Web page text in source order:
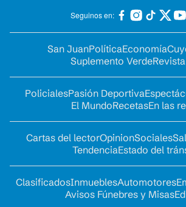
Seguinos en:
San JuanPolíticaEconomía
Suplemento Verde
PolicialesPasión Deportiva
El MundoRecetasEn las
Cartas del lectorOpinionSociales
TendenciaEstado del
ClasificadosInmueblesAutomotores
Avisos Fúnebres y Misas